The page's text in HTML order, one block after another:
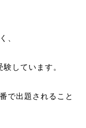
、
しています。
で出題されること